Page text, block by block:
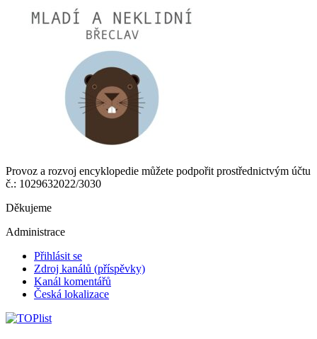
Provoz a rozvoj encyklopedie můžete podpořit prostřednictvým účtu
č.: 1029632022/3030
Děkujeme
Administrace
Přihlásit se
Zdroj kanálů (příspěvky)
Kanál komentářů
Česká lokalizace